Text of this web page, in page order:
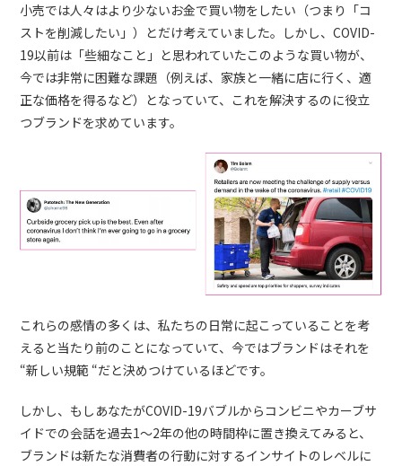
小売では人々はより少ないお金で買い物をしたい（つまり「コ
ストを削減したい」）とだけ考えていました。しかし、COVID-
19以前は「些細なこと」と思われていたこのような買い物が、
今では非常に困難な課題（例えば、家族と一緒に店に行く、適
正な価格を得るなど）となっていて、これを解決するのに役立
つブランドを求めています。
これらの感情の多くは、私たちの日常に起こっていることを考
えると当たり前のことになっていて、今ではブランドはそれを
“新しい規範 “だと決めつけているほどです。
しかし、もしあなたがCOVID-19バブルからコンビニやカーブサ
イドでの会話を過去1～2年の他の時間枠に置き換えてみると、
ブランドは新たな消費者の行動に対するインサイトのレベルに